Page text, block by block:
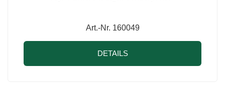
Art.-Nr. 160049
DETAILS